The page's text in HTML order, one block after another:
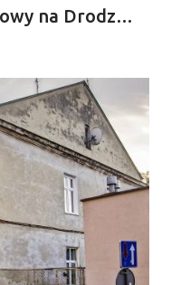
Słup kilometrowy na Drodze św. Jakuba Via Regia